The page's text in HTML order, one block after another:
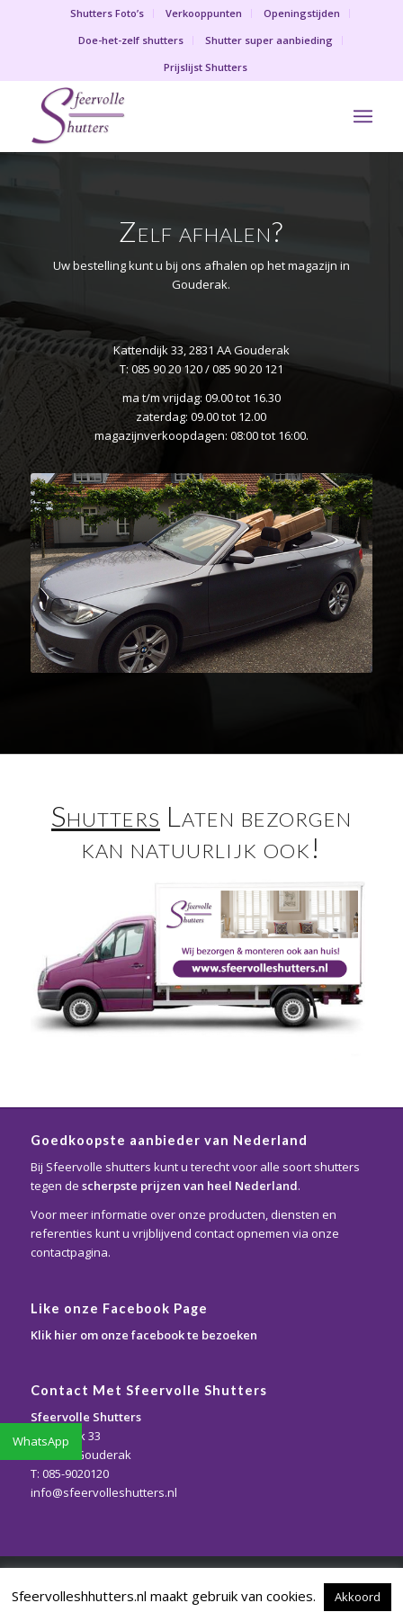
Shutters Foto’s Verkooppunten
Openingstijden
Doe-het-zelf shutters
Shutter super aanbieding
Prijslijst Shutters
Zelf afhalen?
Uw bestelling kunt u bij ons afhalen op het magazijn in
Gouderak.
Kattendijk 33, 2831 AA Gouderak
T: 085 90 20 120 / 085 90 20 121
ma t/m vrijdag: 09.00 tot 16.30
zaterdag: 09.00 tot 12.00
magazijnverkoopdagen: 08:00 tot 16:00.
Shutters Laten bezorgen
kan natuurlijk ook!
Goedkoopste aanbieder van Nederland
Bij Sfeervolle shutters kunt u terecht voor alle soort shutters
tegen de scherpste prijzen van heel Nederland.
Voor meer informatie over onze producten, diensten en
referenties kunt u vrijblijvend contact opnemen via onze
contactpagina.
Like onze Facebook Page
Klik hier om onze facebook te bezoeken
Contact Met Sfeervolle Shutters
Sfeervolle Shutters
Kattendijk 33
2831 AA Gouderak
T: 085-9020120
info@sfeervolleshutters.nl
PMM MEDIA: BIZZ
BASICS
Sfeervolleshhutters.nl maakt gebruik van cookies. Akkoord
WhatsApp